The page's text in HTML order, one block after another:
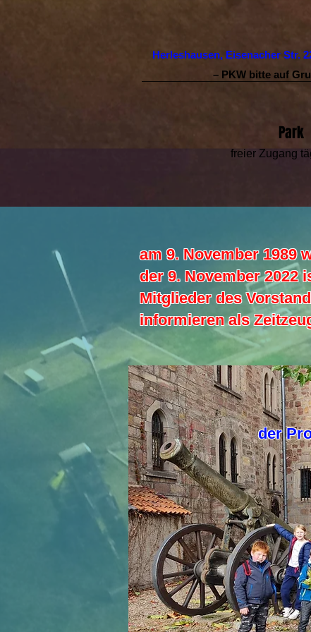
Herleshausen, Eisenacher Str.
– PKW bitte auf
Park
freier Zugang
am 9. November 1989
der 9. November 2022
Mitglieder des
informieren als
der